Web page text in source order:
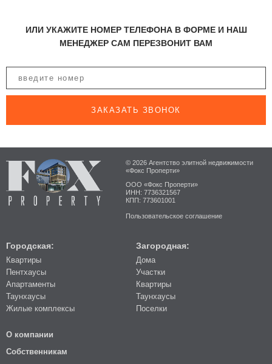
ИЛИ УКАЖИТЕ НОМЕР ТЕЛЕФОНА В ФОРМЕ И НАШ
МЕНЕДЖЕР САМ ПЕРЕЗВОНИТ ВАМ
ЗАКАЗАТЬ ЗВОНОК
© 2026 Агентство элитной недвижимости
«Фокс Проперти»
ООО «Фокс Проперти»
ИНН: 7736321567
КПП: 773601001
Пользовательское соглашение
Городская:
Квартиры
Пентхаусы
Апартаменты
Таунхаусы
Жилые комплексы
Загородная:
Дома
Участки
Квартиры
Таунхаусы
Поселки
О компании
Собственникам